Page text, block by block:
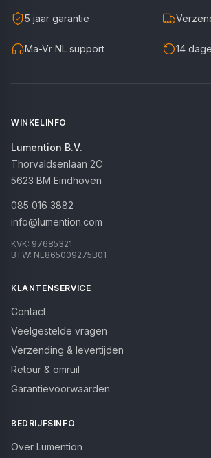
5 jaar garantie
Ma-Vr NL support 14
WINKELINFO
Lumention B.V.
Thorvaldsenlaan 2C
5623 BM Eindhoven
085 016 3882
info@lumention.com
KVK: 97685321
BTW: NL865009275B01
KLANTENSERVICE
Contact
Veelgestelde vragen
Verzending & levertijden
Retour & omruil
Garantievoorwaarden
BEDRIJFSINFO
Over Lumention